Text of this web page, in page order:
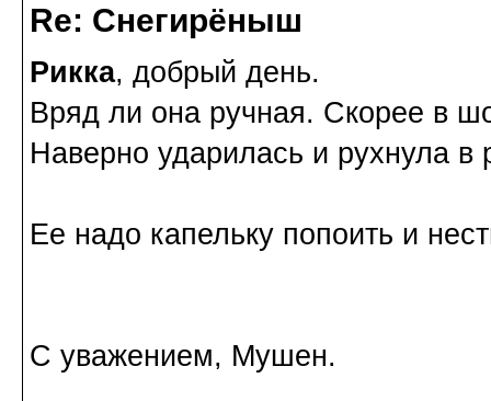
Re: Снегирёныш
Рикка, добрый день.
Вряд ли она ручная. Скорее в
Наверно ударилась и рухнула в
Ее надо капельку попоить и
С уважением, Мушен.